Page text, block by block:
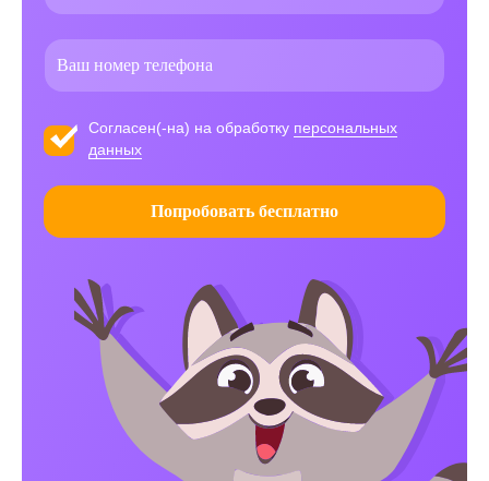
Согласен(-на) на обработку персональных
данных
Попробовать бесплатно